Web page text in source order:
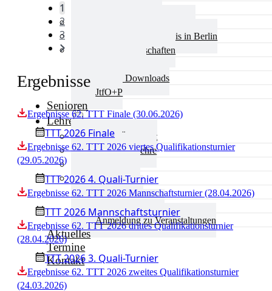
Schulsport Tischtennis in Berlin
mini-Meisterschaften
Jugend Downloads
JtfO+P
Senioren
Lehre
Lehre Übersicht
Aktuelles Lehre
Ausbildung
Trainerbörse
Lehre Downloads
Anmeldung zu Veranstaltungen
Aktuelles
Termine
Kontakt
1
2
3
Ergebnisse
Ergebnisse 62. TTT Finale (30.06.2026)
TTT 2026 Finale
Ergebnisse 62. TTT 2026 viertes Qualifikationsturnier
(29.05.2026)
TTT 2026 4. Quali-Turnier
Ergebnisse 62. TTT 2026 Mannschaftsturnier (28.04.2026)
TTT 2026 Mannschaftsturnier
Ergebnisse 62. TTT 2026 drittes Qualifikationsturnier
(28.04.2026)
TTT 2026 3. Quali-Turnier
Ergebnisse 62. TTT 2026 zweites Qualifikationsturnier
(24.03.2026)